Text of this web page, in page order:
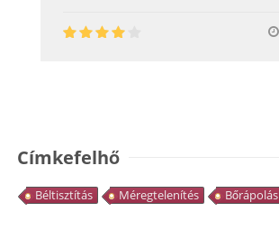
Címkefelhő
Béltisztítás Méregtelenítés Bőrápolás